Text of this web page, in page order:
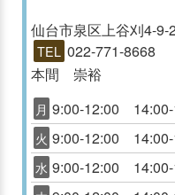
仙台市泉区上谷刈4-9-
TEL 022-771-8668
本間 崇裕
月 9:00-12:00 14:00-
火 9:00-12:00 14:00-
水 9:00-12:00 14:00-